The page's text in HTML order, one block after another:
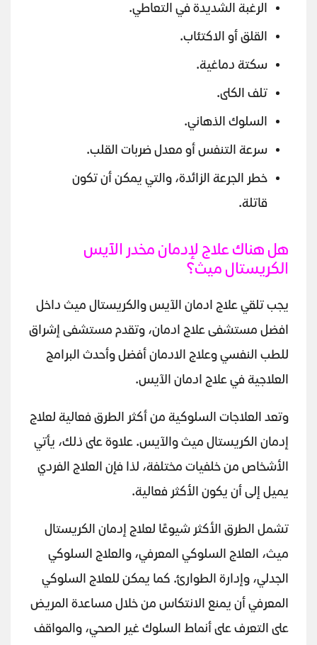
الرغبة الشديدة في التعاطي.
القلق أو الاكتئاب.
سكتة دماغية.
تلف الكلى.
السلوك الذهاني.
سرعة التنفس أو معدل ضربات القلب.
خطر الجرعة الزائدة، والتي يمكن أن تكون
قاتلة.
هل هناك علاج لإدمان مخدر الآيس
الكريستال ميث؟
يجب تلقي علاج ادمان الآيس والكريستال ميث داخل
افضل مستشفى علاج ادمان، وتقدم مستشفى إشراق
للطب النفسي وعلاج الادمان أفضل وأحدث البرامج
العلاجية في علاج ادمان الآيس.
وتعد العلاجات السلوكية من أكثر الطرق فعالية لعلاج
إدمان الكريستال ميث والآيس. علاوة على ذلك، يأتي
الأشخاص من خلفيات مختلفة، لذا فإن العلاج الفردي
يميل إلى أن يكون الأكثر فعالية.
تشمل الطرق الأكثر شيوعًا لعلاج إدمان الكريستال
ميث، العلاج السلوكي المعرفي، والعلاج السلوكي
الجدلي، وإدارة الطوارئ. كما يمكن للعلاج السلوكي
المعرفي أن يمنع الانتكاس من خلال مساعدة المريض
على التعرف على أنماط السلوك غير الصحي، والمواقف